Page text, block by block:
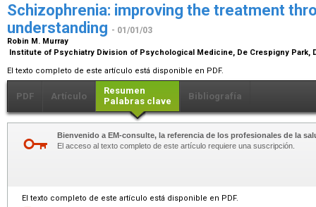
Schizophrenia: improving the treatment
understanding - 01/01/03
Robin M. Murray
Institute of Psychiatry Division of Psychological Medicine, De Crespigny Park,
El texto completo de este artículo está disponible en PDF.
PDF Artículo
Resumen
Palabras clave
Bibliografía
Bienvenido a EM-consulte, la referencia de los profesionales de la
El acceso al texto completo de este artículo requiere una suscripción.
El texto completo de este artículo está disponible en PDF.